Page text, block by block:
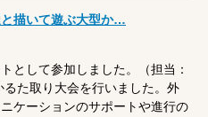
描いて遊ぶ大型か…
として参加しました。（担当：
た取り大会を行いました。外
ケーションのサポートや進行の